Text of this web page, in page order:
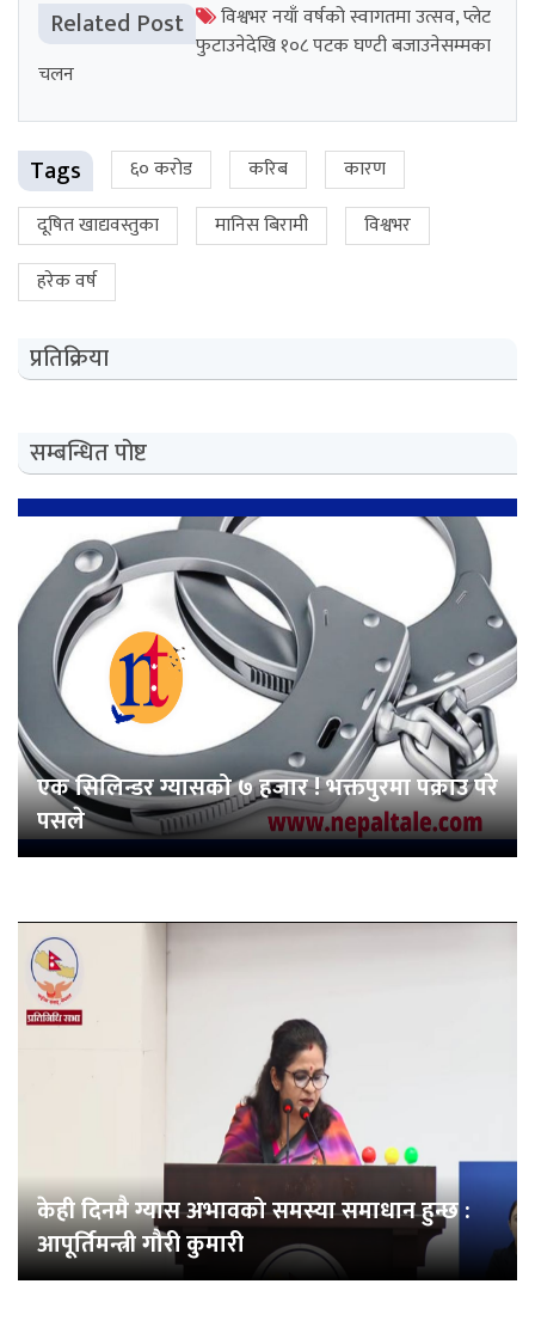
Related Post
विश्वभर नयाँ वर्षको स्वागतमा उत्सव, प्लेट
फुटाउनेदेखि १०८ पटक घण्टी बजाउनेसम्मका
चलन
Tags ६० करोड करिब
कारण
दूषित खाद्यवस्तुका
मानिस बिरामी
विश्वभर
हरेक वर्ष
प्रतिक्रिया
सम्बन्धित पोष्ट
एक सिलिन्डर ग्यासको ७ हजार ! भक्तपुरमा पक्राउ परे
पसले
केही दिनमै ग्यास अभावको समस्या समाधान हुन्छ :
आपूर्तिमन्त्री गौरी कुमारी